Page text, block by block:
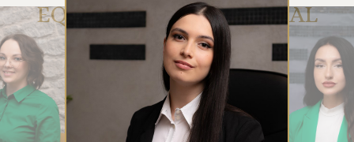
EQUIPO DE ATENCIÓN AL
CLIENTE DE RUE